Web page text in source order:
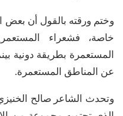
وختم ورقته بالقول أن بعض
خاصة، فشعراء
المستعمرة بطريقة دونية
عن المناطق المستعمرة.
وتحدث الشاعر صالح